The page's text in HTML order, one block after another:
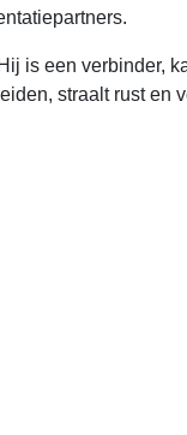
is een verbinder,
straalt rust en